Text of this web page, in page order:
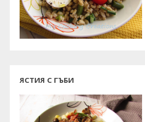
ЯСТИЯ С ГЪБИ